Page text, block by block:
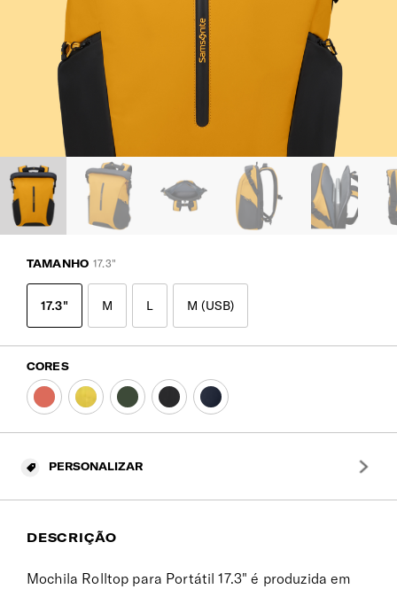
TAMANHO 17.3"
17.3" M L M (USB)
CORES
PERSONALIZAR
DESCRIÇÃO
Mochila Rolltop para Portátil 17.3" é produzida em